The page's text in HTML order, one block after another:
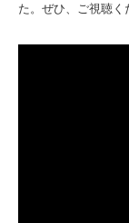
た。ぜひ、ご視聴く